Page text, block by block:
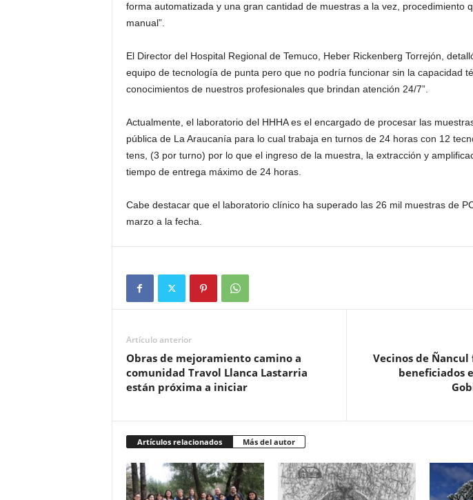
forma automatizada y una gran cantidad de muestras a la vez, procedimiento
manual”.
El Director del Hospital Regional de Temuco, Heber Rickenberg Torrejón,
equipo de tecnología de punta pero que no podría funcionar sin la capacidad
conocimientos de nuestros profesionales que brindan atención 24/7”.
Actualmente, el laboratorio del HHHA es el encargado de procesar las
pública de La Araucanía para lo cual trabaja en turnos de 24 horas con 12
tens, (3 por turno) por lo que el ingreso de la muestra, la extracción y
tiempo de entrega máximo de 24 horas.
Cabe destacar que el laboratorio clínico ha superado las 26 mil muestras de
marzo a la fecha.
Artículo anterior
Obras de mejoramiento camino a
comunidad Travol Llanca Lastarria
están próxima a iniciar
Vecinos de
beneficiados
Artículos relacionados Más del autor